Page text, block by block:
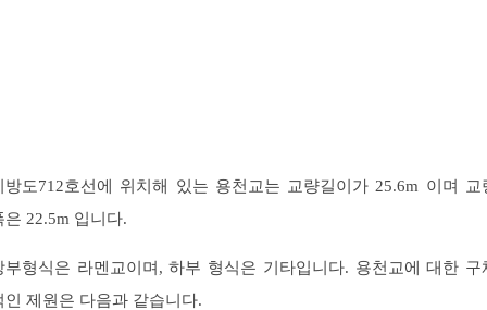
방도712호선에 위치해 있는 용천교는 교량길이가 25.6m 이며 교
은 22.5m 입니다.
부형식은 라멘교이며, 하부 형식은 기타입니다. 용천교에 대한 구
인 제원은 다음과 같습니다.